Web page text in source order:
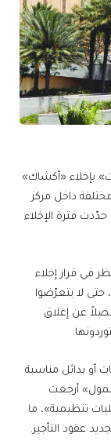
بإخلاء «أكشاك»
داخل مركز
فترة الإخلاء
في قرار إخلاء
حتى لا يتعرّضوا
عن إغلاق
أو بدائل مناسبة
أرجعت
تنظيمية»، ما
عقود التأجير.